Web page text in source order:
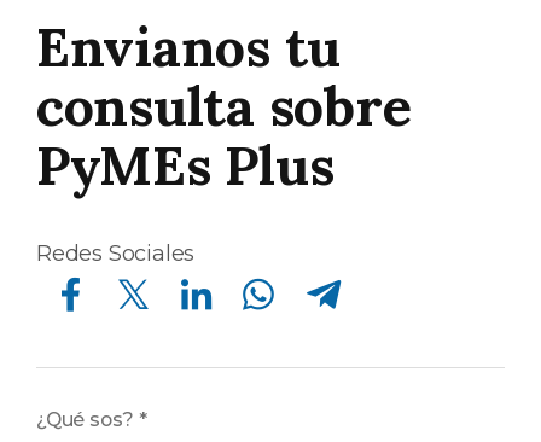
Nación
Envianos tu
consulta sobre
PyMEs Plus
Redes Sociales
Compartir en Facebook Compartir en Twitter Compartir en Linkedin Compartir en Whatsapp Compartir en Telegram
¿Qué sos? *